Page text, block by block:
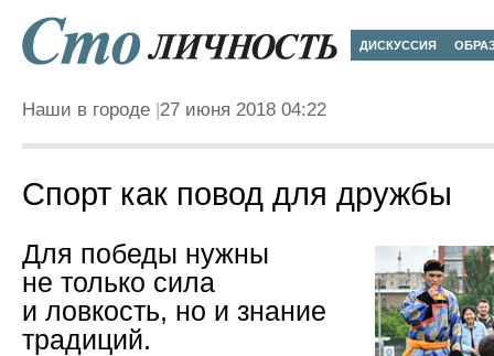
ДИСКУССИЯ
Наши в городе 27 июня 2018 04:22
Спорт как повод для дружбы
Для победы нужны
не только сила
и ловкость, но и знание
традиций.